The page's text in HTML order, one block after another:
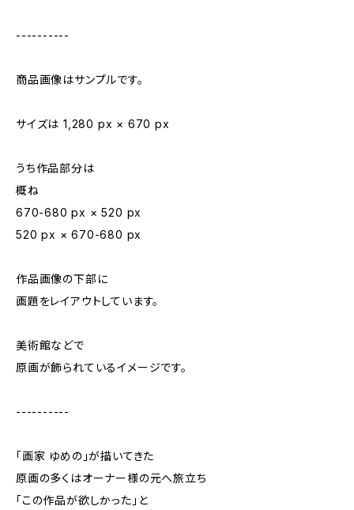
----------
商品画像はサンプルです。
サイズは 1,280 px × 670 px
うち作品部分は
概ね
670-680 px × 520 px
520 px × 670-680 px
作品画像の下部に
画題をレイアウトしています。
美術館などで
原画が飾られているイメージです。
----------
「画家 ゆめの」が描いてきた
原画の多くはオーナー様の元へ旅立ち
「この作品が欲しかった」と